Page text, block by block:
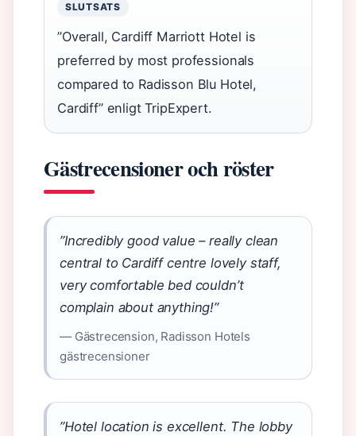
SLUTSATS
”Overall, Cardiff Marriott Hotel is
preferred by most professionals
compared to Radisson Blu Hotel,
Cardiff” enligt TripExpert.
Gästrecensioner och röster
”Incredibly good value – really clean
central to Cardiff centre lovely staff,
very comfortable bed couldn’t
complain about anything!”
— Gästrecension, Radisson Hotels
gästrecensioner
”Hotel location is excellent. The lobby